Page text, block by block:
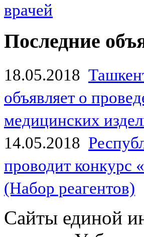
врачей
Последние
18.05.2018
объявляет о
медицинских
14.05.2018
проводит конкурс
(Набор реагентов)
Сайты единой